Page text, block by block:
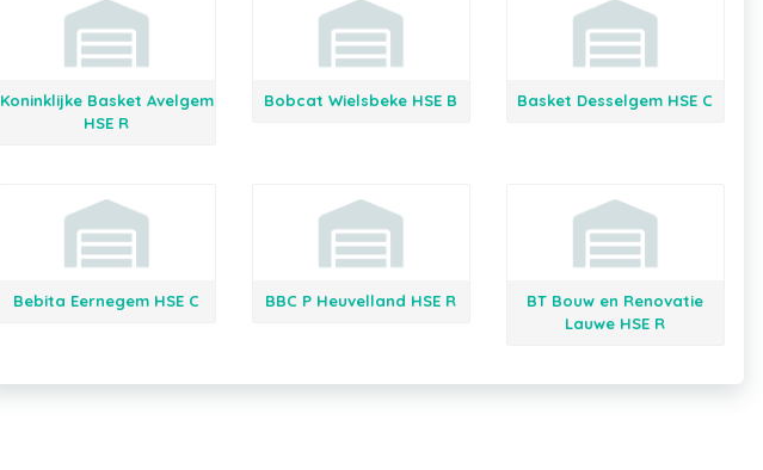
Koninklijke Basket Avelgem
HSE R
Bobcat Wielsbeke HSE B Basket Desselgem HSE C
Bebita Eernegem HSE C BBC P Heuvelland HSE R
BT Bouw en Renovatie
Lauwe HSE R